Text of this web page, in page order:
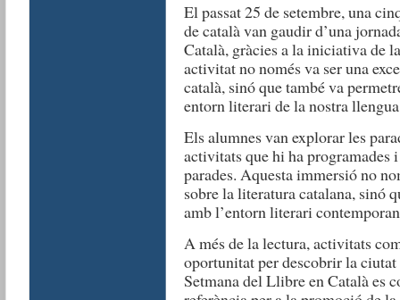
El passat 25 de setembre, una
de català van gaudir d’una
Català, gràcies a la iniciativa de
activitat no només va ser una
català, sinó que també va
entorn literari de la nostra
Els alumnes van explorar les
activitats que hi ha
parades. Aquesta immersió no
sobre la literatura catalana, sinó
amb l’entorn literari
A més de la lectura, activitats
oportunitat per descobrir la
Setmana del Llibre en Català es